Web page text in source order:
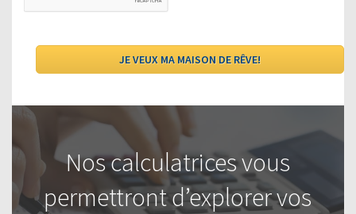
Nos calculatrices vous
permettront d’explorer vos